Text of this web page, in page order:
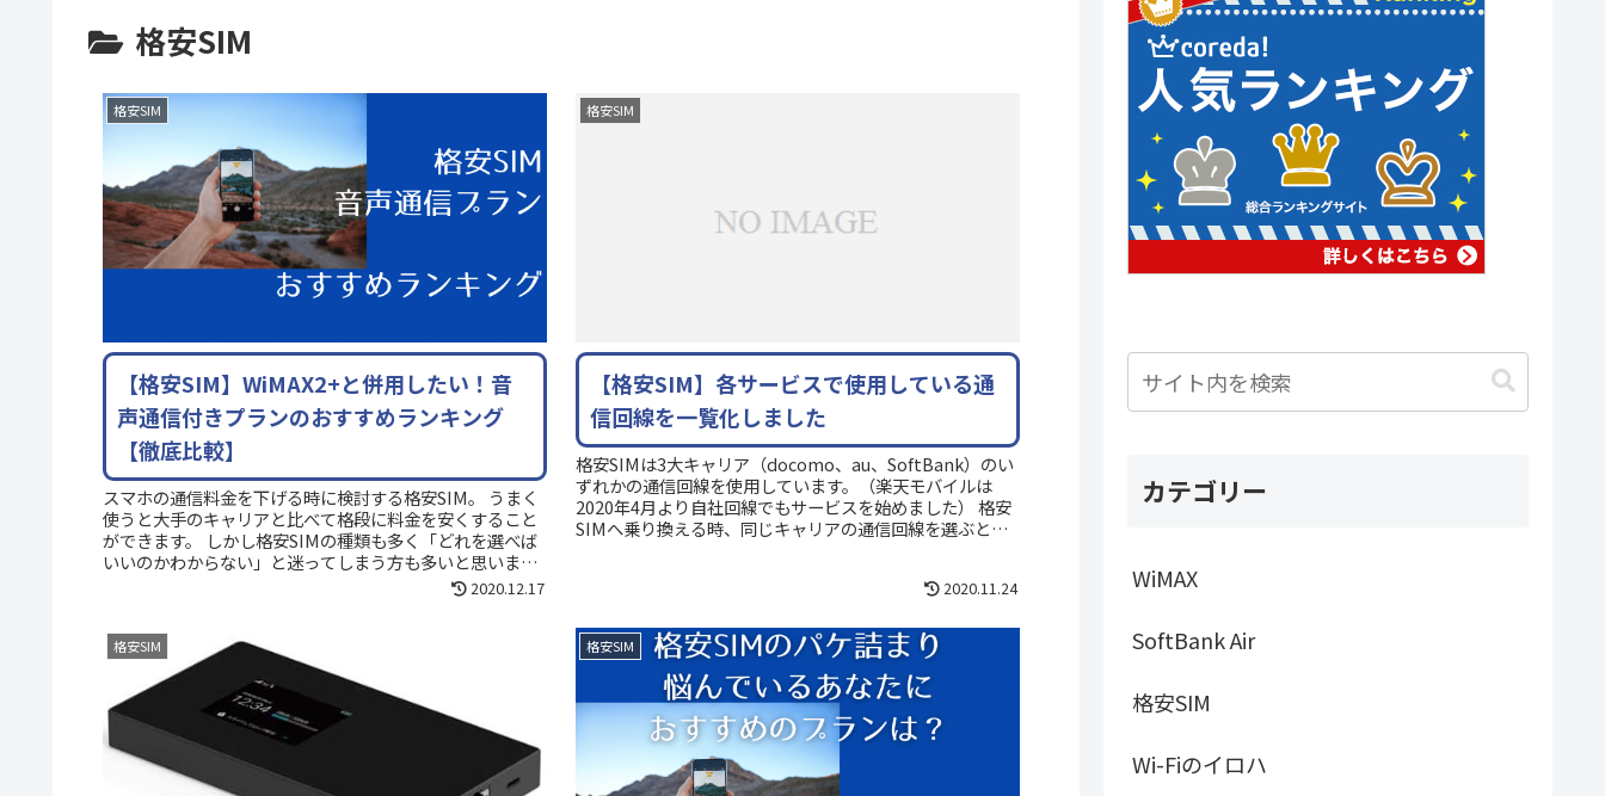
格安SIM
格安SIM
【格安SIM】WiMAX2+と併用したい！音
声通信付きプランのおすすめランキング
【徹底比較】
スマホの通信料金を下げる時に検討する格安SIM。 うまく
使うと大手のキャリアと比べて格段に料金を安くすること
ができます。 しかし格安SIMの種類も多く「どれを選べば
いいのかわからない」と迷ってしまう方も多いと思いま
2020.12.17
格安SIM
【格安SIM】各サービスで使用している通
信回線を一覧化しました
格安SIMは3大キャリア（docomo、au、SoftBank）のい
ずれかの通信回線を使用しています。（楽天モバイルは
2020年4月より自社回線でもサービスを始めました） 格安
SIMへ乗り換える時、同じキャリアの通信回線を選ぶと
2020.11.24
格安SIM 格安SIM
カテゴリー
WiMAX
SoftBank Air
格安SIM
Wi-Fiのイロハ